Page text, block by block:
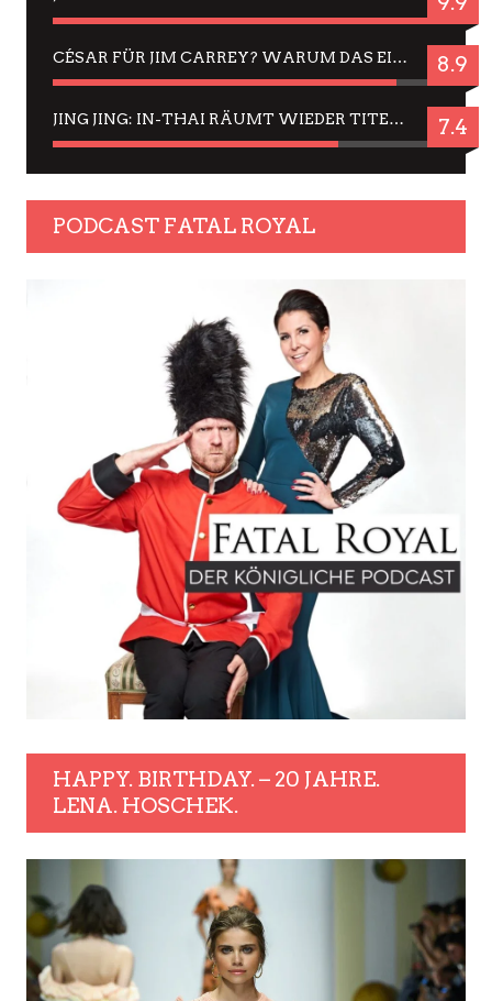
CÉSAR FÜR JIM CARREY? WARUM DAS EINER DER NERVIGSTEN ACTORS IST UND BLEIBT 8.9
JING JING: IN-THAI RÄUMT WIEDER TITEL AB – EIN ZWEI-STUNDEN-ERLEBNISBERICHT 7.4
PODCAST FATAL ROYAL
HAPPY. BIRTHDAY. – 20 JAHRE.
LENA. HOSCHEK.